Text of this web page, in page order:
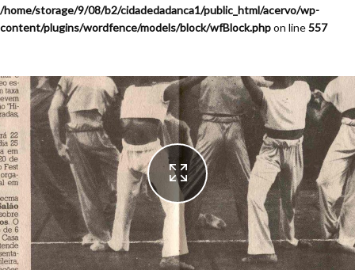
/home/storage/9/08/b2/cidadedadanca1/public_html/acervo/wp-
content/plugins/wordfence/models/block/wfBlock.phpon line557
LEAD Technologies Inc. V1.01